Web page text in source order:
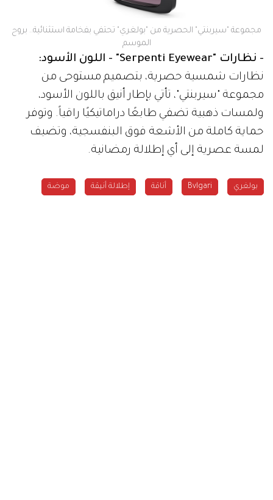
مجموعة "سيربنتي" الحصرية من "بولغري" تحتفي بفخامة استثنائية.. بروح
الموسم
- نظارات "Serpenti Eyewear" - اللون الأسود:
نظارات شمسية حصرية، بتصميم مستوحى من
مجموعة "سيربنتي"، تأتي بإطار أنيق باللون الأسود،
ولمسات ذهبية تضفي طابعًا دراماتيكيًا راقياً. وتوفر
حماية كاملة من الأشعة فوق البنفسجية، وتضيف
لمسة عصرية إلى أي إطلالة رمضانية.
بولغري Bvlgari أناقة إطلالة أنيقة موضة